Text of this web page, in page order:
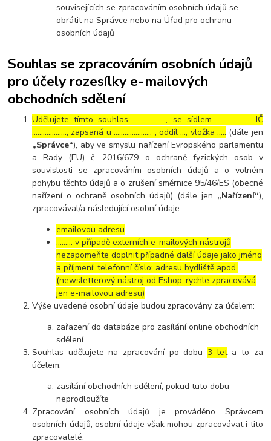
souvisejících se zpracováním osobních údajů se
obrátit na Správce nebo na Úřad pro ochranu
osobních údajů
Souhlas se zpracováním osobních údajů
pro účely rozesílky e-mailových
obchodních sdělení
Udělujete tímto souhlas ……………..., se sídlem ………………, IČ
………………., zapsaná u ………………… , oddíl …, vložka ….. (dále jen
„Správce“), aby ve smyslu nařízení Evropského parlamentu
a Rady (EU) č. 2016/679 o ochraně fyzických osob v
souvislosti se zpracováním osobních údajů a o volném
pohybu těchto údajů a o zrušení směrnice 95/46/ES (obecné
nařízení o ochraně osobních údajů) (dále jen „Nařízení“),
zpracovával/a následující osobní údaje:
emailovou adresu
……… v případě externích e-mailových nástrojů
nezapomeňte doplnit případné další údaje jako jméno
a příjmení; telefonní číslo; adresu bydliště apod.
(newsletterový nástroj od Eshop-rychle zpracovává
jen e-mailovou adresu)
Výše uvedené osobní údaje budou zpracovány za účelem:
zařazení do databáze pro zasílání online obchodních
sdělení.
Souhlas udělujete na zpracování po dobu3 leta to za
účelem:
zasílání obchodních sdělení, pokud tuto dobu
neprodloužíte
Zpracování osobních údajů je prováděno Správcem
osobních údajů, osobní údaje však mohou zpracovávat i tito
zpracovatelé: